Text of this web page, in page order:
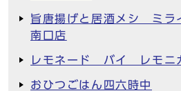
旨唐揚げと居酒メシ ミラ
南口店
レモネード バイ レモニ
おひつごはん四六時中